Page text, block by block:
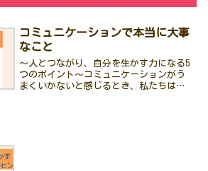
コミュニケーションで本当に大事
なこと
〜人とつながり、自分を生かす力になる5
つのポイント〜コミュニケーションがう
まくいかないと感じるとき、私たちはつ